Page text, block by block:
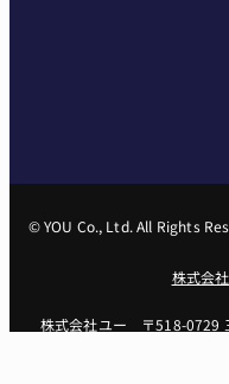
© YOU Co., Ltd. All Rights
株式会
株式会社ユー 〒518-0729